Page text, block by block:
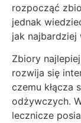
rozpocząć
jednak
jak najbardziej
Zbiory
rozwija się
czemu kłącza
odżywczych.
lecznicze